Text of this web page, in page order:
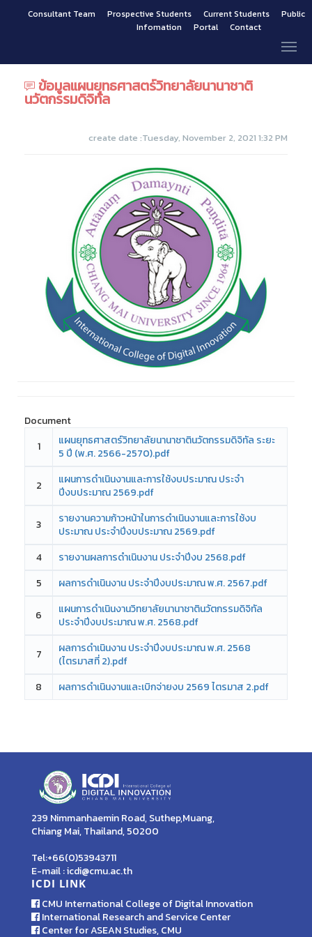
Consultant Team Prospective Students Current Students
Public
Infomation
Portal Contact
ข้อมูลแผนยุทธศาสตร์วิทยาลัยนานาชาติ
นวัตกรรมดิจิทัล
create date :Tuesday, November 2, 2021 1:32 PM
Document
1
แผนยุทธศาสตร์วิทยาลัยนานาชาตินวัตกรรมดิจิทัล ระยะ
5 ปี (พ.ศ. 2566-2570).pdf
2
แผนการดำเนินงานและการใช้งบประมาณ ประจำ
ปีงบประมาณ 2569.pdf
3
รายงานความก้าวหน้าในการดำเนินงานและการใช้งบ
ประมาณ ประจำปีงบประมาณ 2569.pdf
4
รายงานผลการดำเนินงาน ประจำปีงบ 2568.pdf
5
ผลการดำเนินงาน ประจำปีงบประมาณ พ.ศ. 2567.pdf
6
แผนการดำเนินงานวิทยาลัยนานาชาตินวัตกรรมดิจิทัล
ประจำปีงบประมาณ พ.ศ. 2568.pdf
7
ผลการดำเนินงาน ประจำปีงบประมาณ พ.ศ. 2568
(ไตรมาสที่ 2).pdf
8
ผลการดำเนินงานและเบิกจ่ายงบ 2569 ไตรมาส 2.pdf
239 Nimmanhaemin Road, Suthep,Muang,
Chiang Mai, Thailand, 50200
Tel:+66(0)53943711
E-mail : icdi@cmu.ac.th
ICDI LINK
CMU International College of Digital Innovation
International Research and Service Center
Center for ASEAN Studies, CMU